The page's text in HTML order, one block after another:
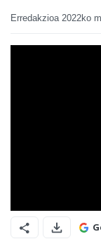
Erredakzioa 2022ko